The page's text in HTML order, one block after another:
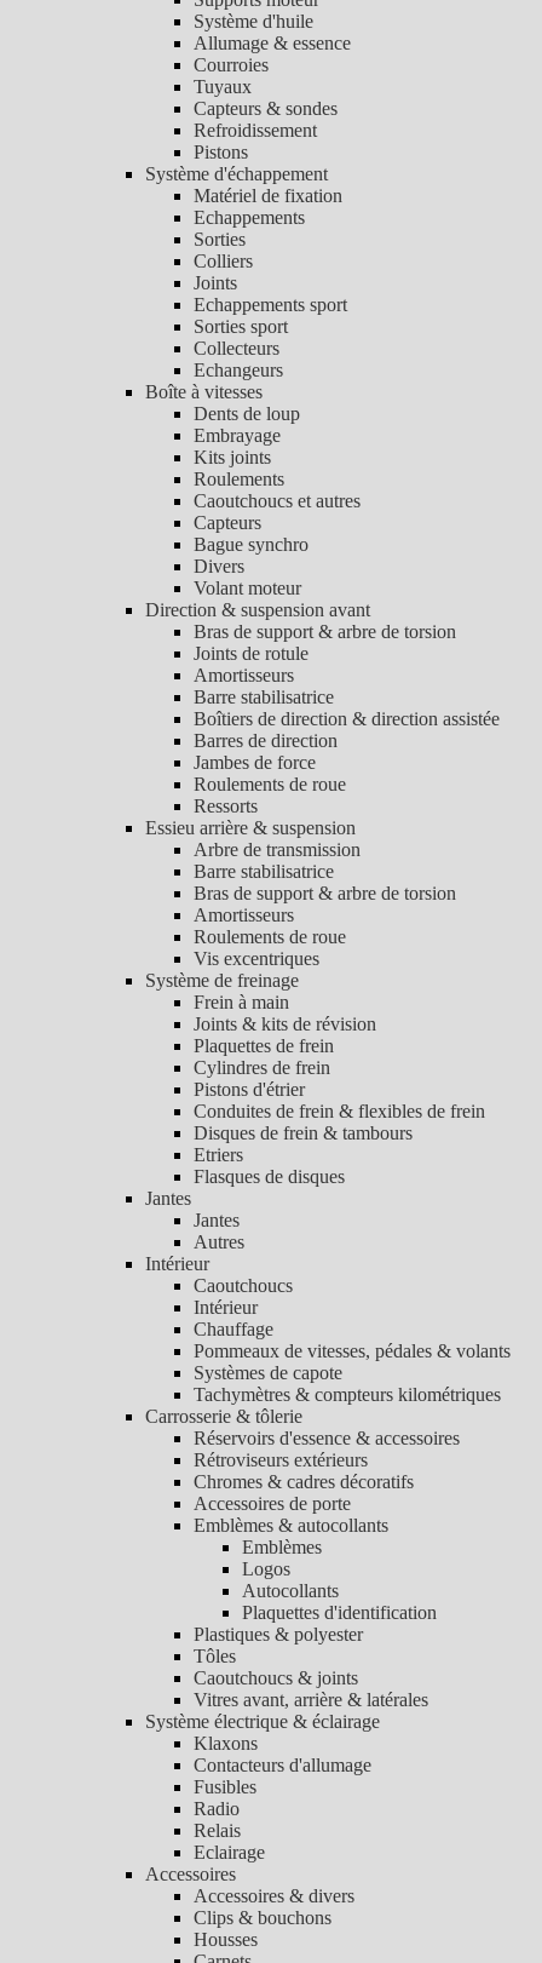
Système d'huile
Allumage & essence
Courroies
Tuyaux
Capteurs & sondes
Refroidissement
Pistons
Système d'échappement
Matériel de fixation
Echappements
Sorties
Colliers
Joints
Echappements sport
Sorties sport
Collecteurs
Echangeurs
Boîte à vitesses
Dents de loup
Embrayage
Kits joints
Roulements
Caoutchoucs et autres
Capteurs
Bague synchro
Divers
Volant moteur
Direction & suspension avant
Bras de support & arbre de torsion
Joints de rotule
Amortisseurs
Barre stabilisatrice
Boîtiers de direction & direction assistée
Barres de direction
Jambes de force
Roulements de roue
Ressorts
Essieu arrière & suspension
Arbre de transmission
Barre stabilisatrice
Bras de support & arbre de torsion
Amortisseurs
Roulements de roue
Vis excentriques
Système de freinage
Frein à main
Joints & kits de révision
Plaquettes de frein
Cylindres de frein
Pistons d'étrier
Conduites de frein & flexibles de frein
Disques de frein & tambours
Etriers
Flasques de disques
Jantes
Jantes
Autres
Intérieur
Caoutchoucs
Intérieur
Chauffage
Pommeaux de vitesses, pédales & volants
Systèmes de capote
Tachymètres & compteurs kilométriques
Carrosserie & tôlerie
Réservoirs d'essence & accessoires
Rétroviseurs extérieurs
Chromes & cadres décoratifs
Accessoires de porte
Emblèmes & autocollants
Emblèmes
Logos
Autocollants
Plaquettes d'identification
Plastiques & polyester
Tôles
Caoutchoucs & joints
Vitres avant, arrière & latérales
Système électrique & éclairage
Klaxons
Contacteurs d'allumage
Fusibles
Radio
Relais
Eclairage
Accessoires
Accessoires & divers
Clips & bouchons
Housses